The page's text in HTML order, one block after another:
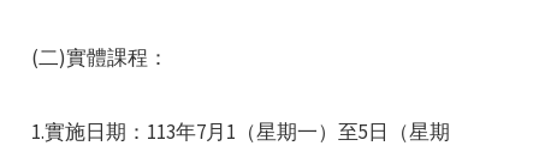
(二)實體課程：
1.實施日期：113年7月1（星期一）至5日（星期